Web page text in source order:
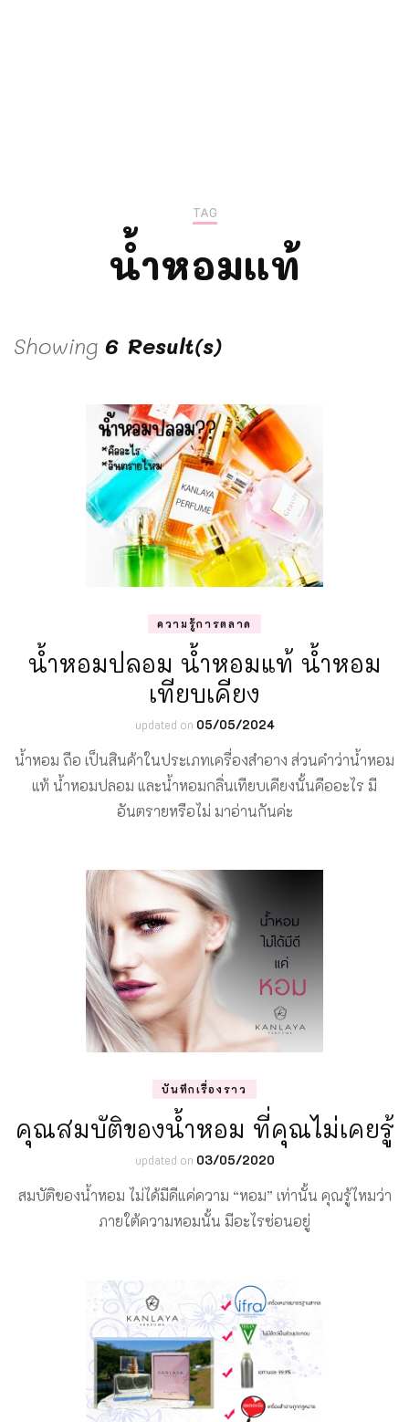
TAG
น้ำหอมแท้
Showing 6 Result(s)
ความรู้การตลาด
น้ำหอมปลอม น้ำหอมแท้ น้ำหอม
เทียบเคียง
updated on 05/05/2024
น้ำหอม ถือ เป็นสินค้าในประเภทเครื่องสำอาง ส่วนคำว่าน้ำหอม
แท้ น้ำหอมปลอม และน้ำหอมกลิ่นเทียบเคียงนั้นคืออะไร มี
อันตรายหรือไม่ มาอ่านกันค่ะ
บันทึกเรื่องราว
คุณสมบัติของน้ำหอม ที่คุณไม่เคยรู้
updated on 03/05/2020
สมบัติของน้ำหอม ไม่ได้มีดีแค่ความ “หอม” เท่านั้น คุณรู้ไหมว่า
ภายใต้ความหอมนั้น มีอะไรซ่อนอยู่